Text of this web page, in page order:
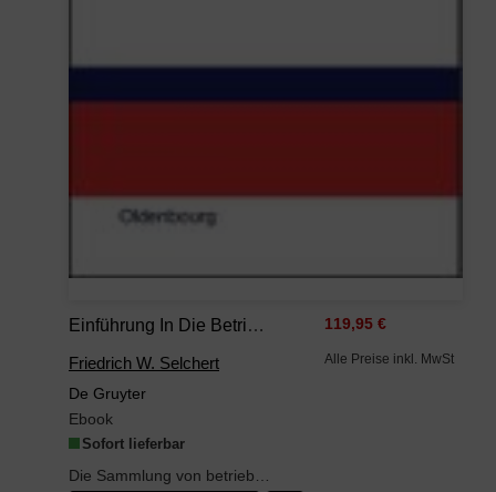
Einführung In Die Betriebswirtschaftslehre
Friedrich W. Selchert
De Gruyter
Ebook
Sofort lieferbar
119,95 €
Alle Preise inkl. MwSt